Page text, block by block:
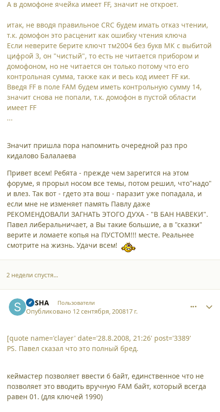
А в домофоне ячейка имеет FF, значит не откроет.
итак, не вводя правильное CRC будем имать отказ чтении,
т.к. домофон это расценит как ошибку чтения ключа
Если неверите берите ключт тм2004 без букв МК с выбитой
цифрой 3, он "чистый", то есть не читается прибором и
домофоном, но не читается он только потому что его
контрольная сумма, также как и весь код имеет FF ки.
Введя FF в поле FAM будем иметь контрольную сумму 14,
значит снова не попали, т.к. домофон в пустой области
имеет FF
...
Значит пришла пора напомнить очередной раз про
кидалово Балалаева
Привет всем! Ребята - прежде чем зарегится на этом
форуме, я прорыл носом все темы, потом решил, что"надо"
и влез. Так вот - гдето эта вош - паразит уже попадала, и
если мне не изменяет память Павлу даже
РЕКОМЕНДОВАЛИ ЗАГНАТЬ ЭТОГО ДУХА - "В БАН НАВЕКИ".
Павел либеральничает, а Вы такие большие, а в "сказки"
верите и ломаете копья на ПУСТОМ!!! месте. Реальнее
смотрите на жизнь. Удачи всем!
2 недели спустя...
SASHA Пользователи
Опубликовано 12 сентября, 200817 г.
[quote name='clayer' date='28.8.2008, 21:26' post='3389'
PS. Павел сказал что это полный бред.
кеймастер позволяет ввести 6 байт, единственное что не
позволяет это вводить вручную FAM байт, который всегда
равен 01. (для ключей 1990)